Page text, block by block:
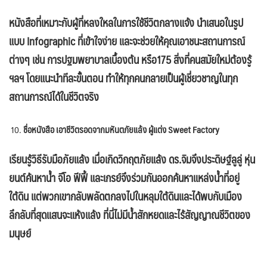
หนังสือที่เหมาะกับผู้ที่หลงใหลในการใช้ชีวิตกลางแจ้ง นำเสนอในรูป
แบบInfographic ที่เข้าใจง่าย และจะช่วยให้คุณเอาชนะสถานการณ์
ต่างๆ เช่น การปฐมพยาบาลเบื้องต้น หรือ175 สิ่งที่คนสมัยใหม่ต้องรู้
ฯลฯ โดยแนะนำทีละขั้นตอน ทำให้ทุกคนกลายเป็นผู้เชี่ยวชาญในทุก
สถานการณ์ได้ในชีวิตจริง
ชื่อหนังสือ เอาชีวิตรอดจากมหันตภัยแล้ง ผู้แต่ง Sweet Factory
เรียนรู้วิธีรับมือภัยแล้ง เมื่อเกิดวิกฤตภัยแล้ง ดร.จิมจึงประดิษฐ์ลูลู่ หุ่น
ยนต์ค้นหาน้ำ จีโอ ฟีฟี้ และเกรย์จึงร่วมกันออกค้นหาแหล่งน้ำที่อยู่
ใต้ดิน แต่พวกเขากลับพลัดตกลงไปในหลุมใต้ดินและได้พบกับเมือง
ลึกลับที่สุดแสนจะแห้งแล้ง ที่นี่ไม่มีน้ำสักหยดและไร้สัญญาณชีวิตของ
มนุษย์